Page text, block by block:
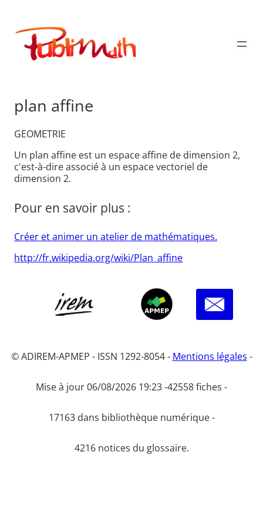
contenu
Publimath
plan affine
GEOMETRIE
Un plan affine est un espace affine de dimension 2,
c'est-à-dire associé à un espace vectoriel de
dimension 2.
Pour en savoir plus :
Créer et animer un atelier de mathématiques.
http://fr.wikipedia.org/wiki/Plan_affine
© ADIREM-APMEP - ISSN 1292-8054 - Mentions légales -
Mise à jour 06/08/2026 19:23 -42558 fiches -
17163 dans bibliothèque numérique -
4216 notices du glossaire.